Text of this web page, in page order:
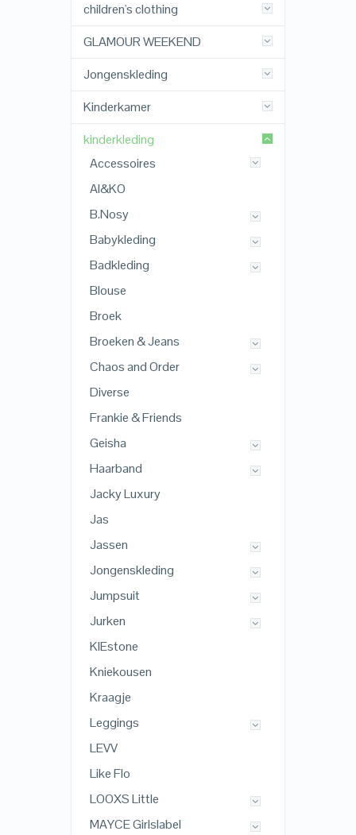
children's clothing
GLAMOUR WEEKEND
Jongenskleding
Kinderkamer
kinderkleding
Accessoires
AI&KO
B.Nosy
Babykleding
Badkleding
Blouse
Broek
Broeken & Jeans
Chaos and Order
Diverse
Frankie & Friends
Geisha
Haarband
Jacky Luxury
Jas
Jassen
Jongenskleding
Jumpsuit
Jurken
KIEstone
Kniekousen
Kraagje
Leggings
LEVV
Like Flo
LOOXS Little
MAYCE Girlslabel